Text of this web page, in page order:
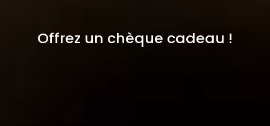
Offrez un chèque cadeau !